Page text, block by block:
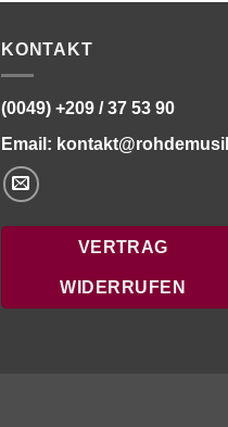
KONTAKT
(0049) +209 / 37 53 90
Email:
VERTRAG
WIDERRUFEN